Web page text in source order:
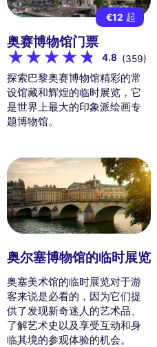
€12 起
奥赛博物馆门票
4.8 (359)
探索巴黎奥赛博物馆精彩的常
设馆藏和辉煌的临时展览，它
是世界上最大的印象派绘画专
题博物馆。
奥尔塞博物馆的临时展览
奥塞美术馆的临时展览对于游
客来说是必看的，因为它们提
供了发现新奇迷人的艺术品、
了解艺术史以及享受互动和身
临其境的参观体验的机会。